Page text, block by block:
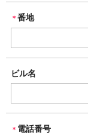
＊ 番地
ビル名
＊ 電話番号